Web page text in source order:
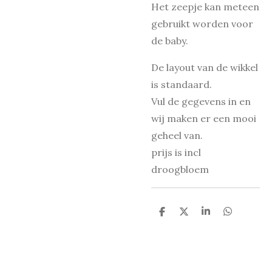
Het zeepje kan meteen
gebruikt worden voor
de baby.
De layout van de wikkel
is standaard.
Vul de gegevens in en
wij maken er een mooi
geheel van.
prijs is incl
droogbloem
D
D
S
D